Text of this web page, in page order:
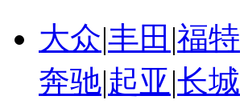
大众|丰田 |福特
奔驰|起亚|长城